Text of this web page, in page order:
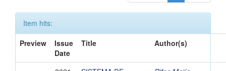
Item hits:
Preview
Issue
Date
Title Author(s)